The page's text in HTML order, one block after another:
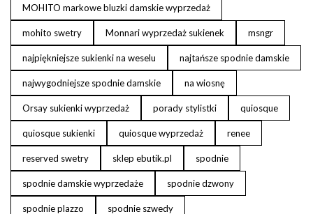
MOHITO markowe bluzki damskie wyprzedaż
mohito swetry Monnari wyprzedaż sukienek msngr
najpiękniejsze sukienki na weselu najtańsze spodnie damskie
najwygodniejsze spodnie damskie na wiosnę
Orsay sukienki wyprzedaż porady stylistki quiosque
quiosque sukienki quiosque wyprzedaż renee
reserved swetry sklep ebutik.pl spodnie
spodnie damskie wyprzedaże spodnie dzwony
spodnie plazzo spodnie szwedy